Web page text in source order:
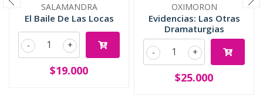
SALAMANDRA
El Baile De Las Locas
+
-
$19.000
OXIMORON
Evidencias: Las Otras
Dramaturgias
+
-
$25.000